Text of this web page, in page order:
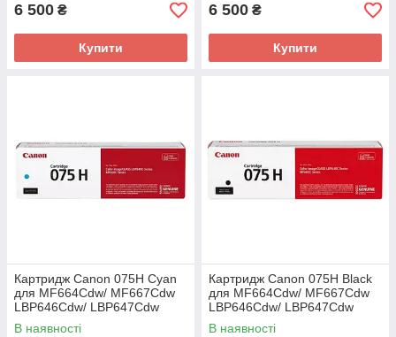
6 500 ₴
Купити
6 500 ₴
Купити
Картридж Canon 075H Cyan
для MF664Cdw/ MF667Cdw
LBP646Cdw/ LBP647Cdw
(6368C002AA)
В наявності
Картридж Canon 075H Black
для MF664Cdw/ MF667Cdw
LBP646Cdw/ LBP647Cdw
(6369C002AA)
В наявності